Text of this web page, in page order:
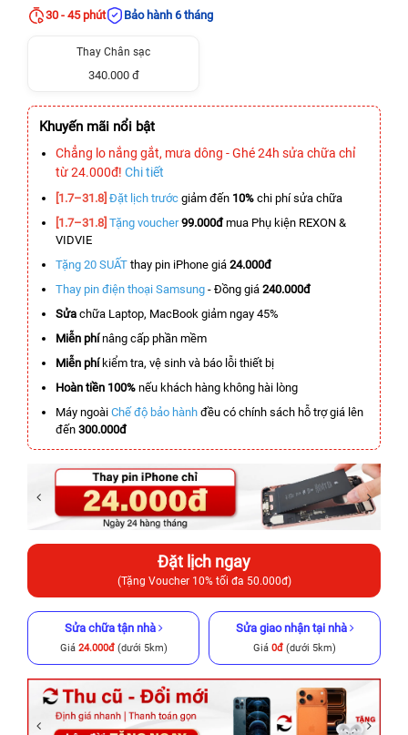
30 - 45 phút
Bảo hành 6 tháng
Thay Chân sạc
340.000 đ
Khuyến mãi nổi bật
Chẳng lo nắng gắt, mưa dông - Ghé 24h sửa chữa chỉ
từ 24.000đ! Chi tiết
[1.7–31.8] Đặt lịch trước giảm đến 10% chi phí sửa chữa
[1.7–31.8] Tặng voucher 99.000đmua Phụ kiện REXON &
VIDVIE
Tặng 20 SUẤT thay pin iPhone giá 24.000đ
Thay pin điện thoại Samsung - Đồng giá 240.000đ
Sửa chữa Laptop, MacBook giảm ngay 45%
Miễn phínâng cấp phần mềm
Miễn phíkiểm tra, vệ sinh và báo lỗi thiết bị
Hoàn tiền 100% nếu khách hàng không hài lòng
Máy ngoài Chế độ bảo hành đều có chính sách hỗ trợ giá lên
đến 300.000đ
Đặt lịch ngay
(Tặng Voucher 10% tối đa 50.000đ)
Sửa chữa tận nhà
Giá 24.000đ(dưới 5km)
Sửa giao nhận tại nhà
Giá 0đ (dưới 5km)